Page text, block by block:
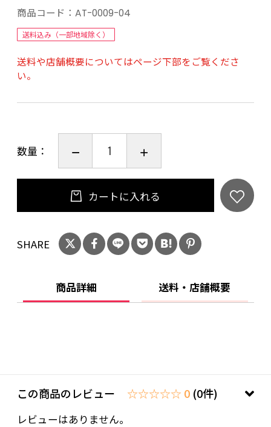
たちと遊びながら、ごくごく気分よく。
クーラー用の中敷を取り外せば、防水しておき
たい物をまとめたり、帰りに濡れた服などを分
ける事もできるスグレモノ。
バーベキューからパドルスポーツまで、アクテ
ィブな休日を準備万端で楽しもう。
品名：ハンディータイムクーラー&ドライ2ウェ
イバッグ（ブラック）
品番：AT-0009-04
サイズ：幅約35cm×奥行約20cm×高さ約41cm
材質：生地/420DナイロンTPU、裏生地/アルミ
重量：約530g
商品コード： AT-0009-04
送料込み（一部地域除く）
送料や店舗概要についてはページ下部をご覧くださ
い。
数量：
カートに入れる
SHARE
商品詳細 送料・店舗概要
この商品のレビュー ☆☆☆☆☆ 0 (0件)
レビューはありません。